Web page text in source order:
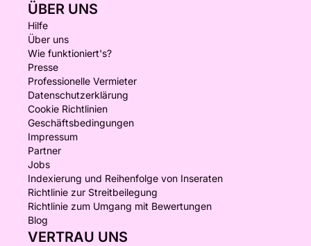
ÜBER UNS
Hilfe
Über uns
Wie funktioniert's?
Presse
Professionelle Vermieter
Datenschutzerklärung
Cookie Richtlinien
Geschäftsbedingungen
Impressum
Partner
Jobs
Indexierung und Reihenfolge von Inseraten
Richtlinie zur Streitbeilegung
Richtlinie zum Umgang mit Bewertungen
Blog
VERTRAU UNS